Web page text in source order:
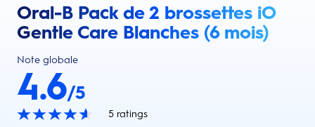
Oral-B Pack de 2 brossettes iO
Gentle Care Blanches (6 mois)
Note globale
4.6/5
5 ratings